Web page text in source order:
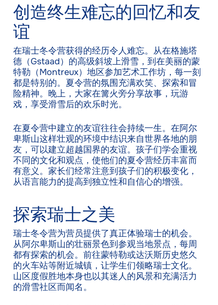
创造终生难忘的回忆和友
谊
在瑞士冬令营获得的经历令人难忘。从在格施塔
德（Gstaad）的高级斜坡上滑雪，到在美丽的蒙
特勒（Montreux）地区参加艺术工作坊，每一刻
都是特别的。夏令营的氛围充满欢笑、探索和冒
险精神。晚上，大家在篝火旁分享故事，玩游
戏，享受滑雪后的欢乐时光。
在夏令营中建立的友谊往往会持续一生。在阿尔
卑斯山这样壮观的环境中结识来自世界各地的朋
友，可以建立超越国界的友谊。孩子们学会重视
不同的文化和观点，使他们的夏令营经历丰富而
有意义。家长们经常注意到孩子们的积极变化，
从语言能力的提高到独立性和自信心的增强。
探索瑞士之美
瑞士冬令营为营员提供了真正体验瑞士的机会。
从阿尔卑斯山的壮丽景色到参观当地景点，每周
都有探索的机会。前往蒙特勒或达沃斯历史悠久
的火车站等附近城镇，让学生们领略瑞士文化。
山区度假胜地本身也以其迷人的风景和充满活力
的滑雪社区而闻名。